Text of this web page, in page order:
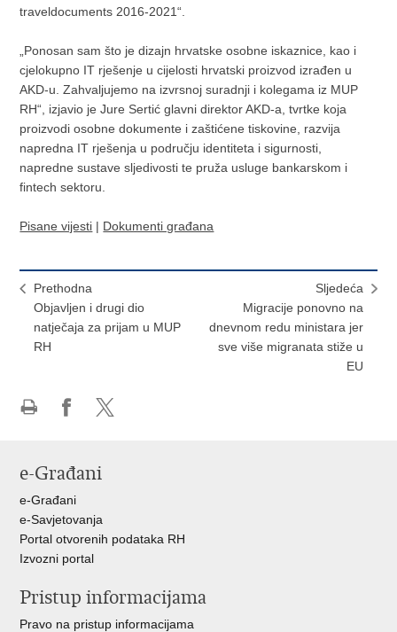
traveldocuments 2016-2021“.
„Ponosan sam što je dizajn hrvatske osobne iskaznice, kao i
cjelokupno IT rješenje u cijelosti hrvatski proizvod izrađen u
AKD-u. Zahvaljujemo na izvrsnoj suradnji i kolegama iz MUP
RH“, izjavio je Jure Sertić glavni direktor AKD-a, tvrtke koja
proizvodi osobne dokumente i zaštićene tiskovine, razvija
napredna IT rješenja u području identiteta i sigurnosti,
napredne sustave sljedivosti te pruža usluge bankarskom i
fintech sektoru.
Pisane vijesti | Dokumenti građana
Prethodna
Objavljen i drugi dio
natječaja za prijam u MUP
RH
Sljedeća
Migracije ponovno na
dnevnom redu ministara jer
sve više migranata stiže u
EU
Facebooku
X-
e-Građani
e-Građani
e-Savjetovanja
Portal otvorenih podataka RH
Izvozni portal
Pristup informacijama
Pravo na pristup informacijama